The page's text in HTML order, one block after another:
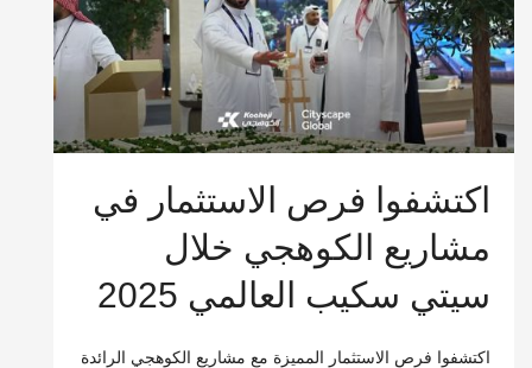
اكتشفوا فرص الاستثمار في
مشاريع الكوهجي خلال
سيتي سكيب العالمي 2025
اكتشفوا فرص الاستثمار المميزة مع مشاريع الكوهجي الرائدة